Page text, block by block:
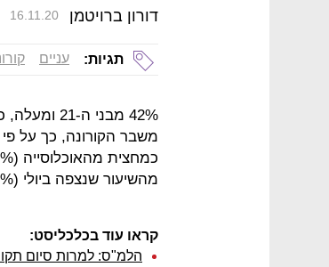
דורון ברויטמן 16.11.20
תגיות: עניים
משבר הקורונה, כך על
מהשיעור שנצפה ביולי (55%) ודומה לשיעור שנצפה במאי (46%).
קראו עוד בכלכליסט:
הלמ"ס: למרות סיום